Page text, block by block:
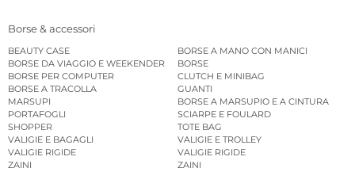
Borse & accessori
BEAUTY CASE
BORSE A MANO CON MANICI
BORSE DA VIAGGIO E WEEKENDER
BORSE
BORSE PER COMPUTER
CLUTCH E MINIBAG
BORSE A TRACOLLA
GUANTI
MARSUPI
BORSE A MARSUPIO E A CINTURA
PORTAFOGLI
SCIARPE E FOULARD
SHOPPER
TOTE BAG
VALIGIE E BAGAGLI
VALIGIE E TROLLEY
VALIGIE RIGIDE
VALIGIE RIGIDE
ZAINI
ZAINI